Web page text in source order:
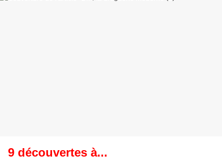
9 découvertes à...